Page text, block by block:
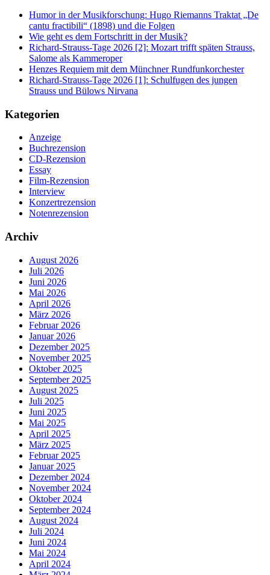
Humor in der Musikforschung: Hugo Riemanns Traktat „De
cantu fractibili“ (1898) und die Folgen
Wie geht es dem Fortschritt in der Musik?
Richard-Strauss-Tage 2026 [2]: Mozart trifft späten Strauss,
Salome als Kammeroper
Henzes Requiem mit dem Münchner Rundfunkorchester
Richard-Strauss-Tage 2026 [1]: Schulfugen des jungen
Strauss und Bülows Nirvana
Kategorien
Anzeige
Buchrezension
CD-Rezension
Essay
Film-Rezension
Interview
Konzertrezension
Notenrezension
Archiv
August 2026
Juli 2026
Juni 2026
Mai 2026
April 2026
März 2026
Februar 2026
Januar 2026
Dezember 2025
November 2025
Oktober 2025
September 2025
August 2025
Juli 2025
Juni 2025
Mai 2025
April 2025
März 2025
Februar 2025
Januar 2025
Dezember 2024
November 2024
Oktober 2024
September 2024
August 2024
Juli 2024
Juni 2024
Mai 2024
April 2024